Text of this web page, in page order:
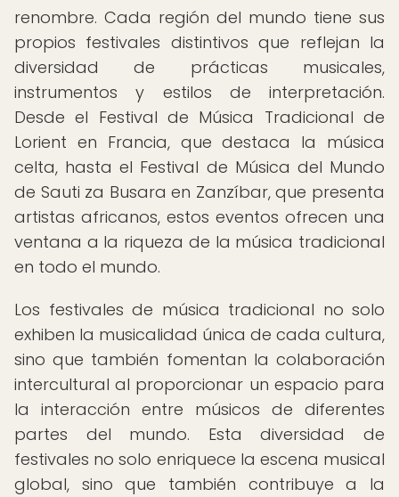
renombre. Cada región del mundo tiene sus
propios festivales distintivos que reflejan la
diversidad de prácticas musicales,
instrumentos y estilos de interpretación.
Desde el Festival de Música Tradicional de
Lorient en Francia, que destaca la música
celta, hasta el Festival de Música del Mundo
de Sauti za Busara en Zanzíbar, que presenta
artistas africanos, estos eventos ofrecen una
ventana a la riqueza de la música tradicional
en todo el mundo.
Los festivales de música tradicional no solo
exhiben la musicalidad única de cada cultura,
sino que también fomentan la colaboración
intercultural al proporcionar un espacio para
la interacción entre músicos de diferentes
partes del mundo. Esta diversidad de
festivales no solo enriquece la escena musical
global, sino que también contribuye a la